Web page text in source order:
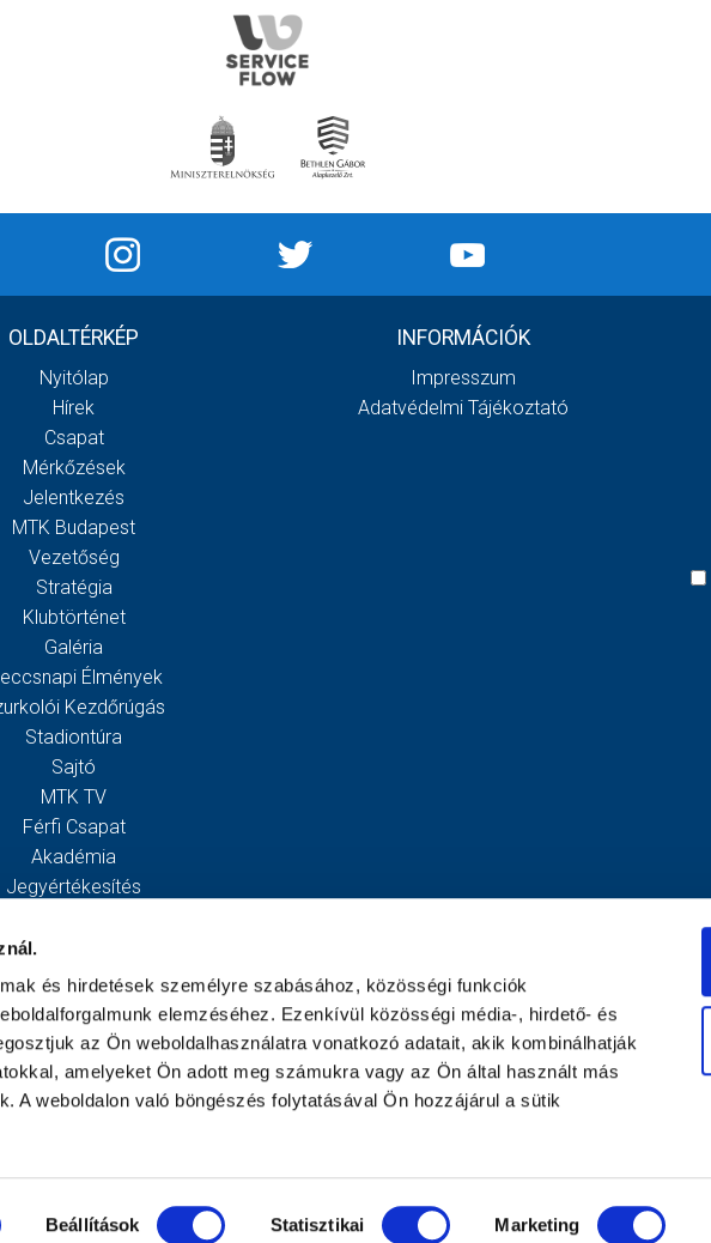
és hirdetések személyre szabásához, közösségi funkciók
elemzéséhez. Ezenkívül közösségi média-, hirdető- és
az Ön weboldalhasználatra vonatkozó adatait, akik kombinálhatják
amelyeket Ön adott meg számukra vagy az Ön által használt más
A weboldalon való böngészés folytatásával Ön hozzájárul a sütik
Beállítások Statisztikai Marketing
OLDALTÉRKÉP
Nyitólap
Hírek
Csapat
Mérkőzések
Jelentkezés
MTK Budapest
Vezetőség
Stratégia
Klubtörténet
Galéria
Élmények
Kezdőrúgás
Stadiontúra
Sajtó
MTK TV
Férfi Csapat
Akadémia
Jegyértékesítés
Egyesület
Kapcsolat
INFORMÁCIÓK
Impresszum
Adatvédelmi Tájékoztató